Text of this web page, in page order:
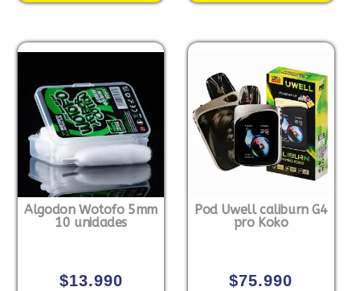
Algodon Wotofo 5mm
10 unidades
$13.990
Pod Uwell caliburn G4
pro Koko
$75.990